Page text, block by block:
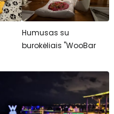
Humusas su
burokėliais "WooBar